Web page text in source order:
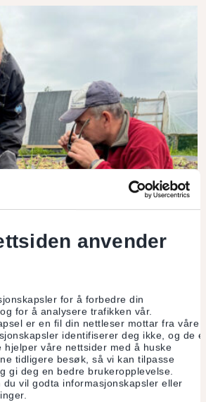
anvender
for å forbedre din
for å analysere trafikken vår.
er en fil din nettleser mottar fra våre
identifiserer deg ikke, og de
hjelper våre nettsider med å huske
tidligere besøk, så vi kan tilpasse
gi deg en bedre brukeropplevelse.
du vil godta informasjonskapsler eller
Virgenes gård en samling i NLR
som jobber med jordhelse.